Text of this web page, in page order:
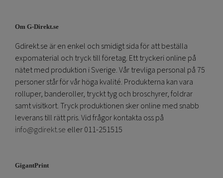
Om G-Direkt.se
Gdirekt.se är en enkel och smidigt sida för att beställa
expomaterial och tryck till företag. Ett tryckeri online på
nätet med produktion i Sverige. Vår trevliga personal på 75
personer står för vår höga kvalité. Produkterna kan vara
rolluper, banderoller, tryckt tyg och broschyrer, foldrar
samt visitkort. Tryck produktionen sker online med snabb
leverans till rätt pris. Vid frågor kontakta oss på
info@gdirekt.se eller 011-251515
GigantPrint